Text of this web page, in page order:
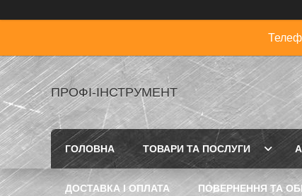
ПРОФІ-ІНСТРУМЕНТ
ГОЛОВНА ТОВАРИ ТА ПОСЛУГИ
ДОСТАВКА І ОПЛАТА ПОВЕРНЕННЯ ТА